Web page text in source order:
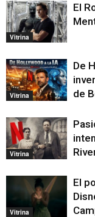
Vitrina
El
Vitrina
De
de
Vitrina
Vitrina
El